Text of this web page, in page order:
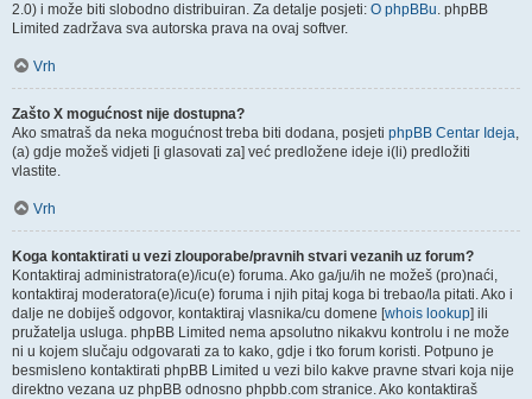
2.0) i može biti slobodno distribuiran. Za detalje posjeti: O phpBBu. phpBB
Limited zadržava sva autorska prava na ovaj softver.
Vrh
Zašto X mogućnost nije dostupna?
Ako smatraš da neka mogućnost treba biti dodana, posjeti phpBB Centar Ideja,
(a) gdje možeš vidjeti [i glasovati za] već predložene ideje i(li) predložiti
vlastite.
Vrh
Koga kontaktirati u vezi zlouporabe/pravnih stvari vezanih uz forum?
Kontaktiraj administratora(e)/icu(e) foruma. Ako ga/ju/ih ne možeš (pro)naći,
kontaktiraj moderatora(e)/icu(e) foruma i njih pitaj koga bi trebao/la pitati. Ako i
dalje ne dobiješ odgovor, kontaktiraj vlasnika/cu domene [whois lookup] ili
pružatelja usluga. phpBB Limited nema apsolutno nikakvu kontrolu i ne može
ni u kojem slučaju odgovarati za to kako, gdje i tko forum koristi. Potpuno je
besmisleno kontaktirati phpBB Limited u vezi bilo kakve pravne stvari koja nije
direktno vezana uz phpBB odnosno phpbb.com stranice. Ako kontaktiraš